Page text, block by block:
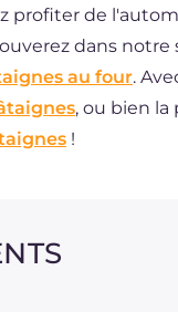
profiter de
dans
au four.
, ou bien la
!